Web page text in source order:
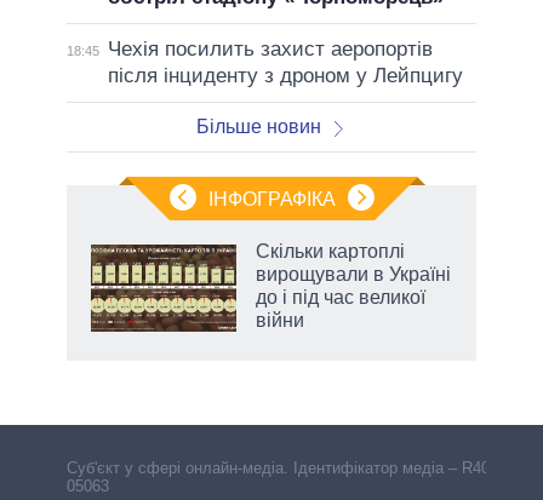
18:45
Чехія посилить захист аеропортів
після інциденту з дроном у Лейпцигу
Більше новин
ІНФОГРАФІКА
Скільки картоплі
вирощували в Україні
до і під час великої
війни
Cуб'єкт у сфері онлайн-медіа. Ідентифікатор медіа – R40-
05063